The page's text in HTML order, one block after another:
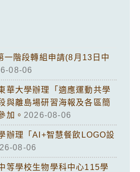
一階段轉組申請(8月13日中
08-06
華大學辦理「適應運動共學
與離島場研習海報及各區簡
加。 2026-08-06
辦理「AI+智慧餐飲LOGO設
08-06
等學校生物學科中心115學